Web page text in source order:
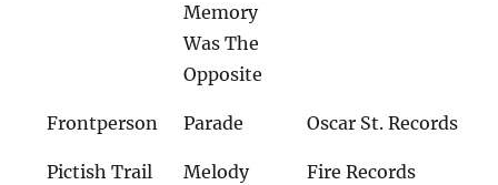
Memory
Was The
Opposite
Frontperson Parade Oscar St. Records
Pictish Trail
Melody
Fire Records